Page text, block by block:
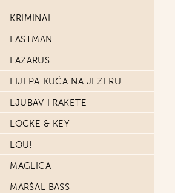
KRIMINAL
LASTMAN
LAZARUS
LIJEPA KUĆA NA JEZERU
LJUBAV I RAKETE
LOCKE & KEY
LOU!
MAGLICA
MARŠAL BASS